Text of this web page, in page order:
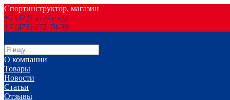
Спортинструктор, магазин
+7 (473) 277-51-32
+7 (473) 272-78-39
О компании
Товары
Новости
Статьи
Отзывы